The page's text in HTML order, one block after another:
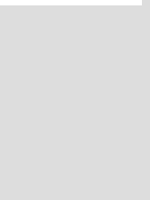
vydavatelství